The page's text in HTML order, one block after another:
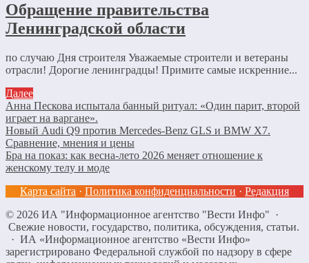
Обращение правительства
Ленинградской области
по случаю Дня строителя Уважаемые строители и ветераны
отрасли! Дорогие ленинградцы! Примите самые искренние...
Далее
Анна Пескова испытала банный ритуал: «Один парит, второй
играет на варгане».
Новый Audi Q9 против Mercedes-Benz GLS и BMW X7.
Сравнение, мнения и цены
Бра на показ: как весна-лето 2026 меняет отношение к
женскому телу и моде
Карта сайта · Политика конфиденциальности · Редакция
© 2026 ИА "Информационное агентство "Вести Инфо" ·
Свежие новости, государство, политика, обсуждения, статьи.
· ИА «Информационное агентство «Вести Инфо»
зарегистрировано Федеральной службой по надзору в сфере